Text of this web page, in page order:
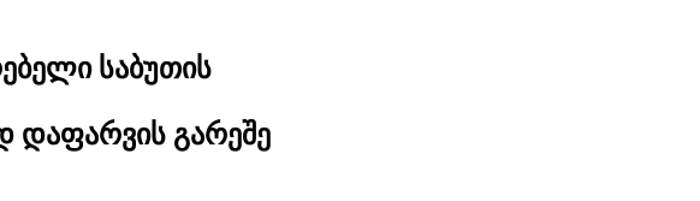
საბუთის
დაფარვის გარეშე